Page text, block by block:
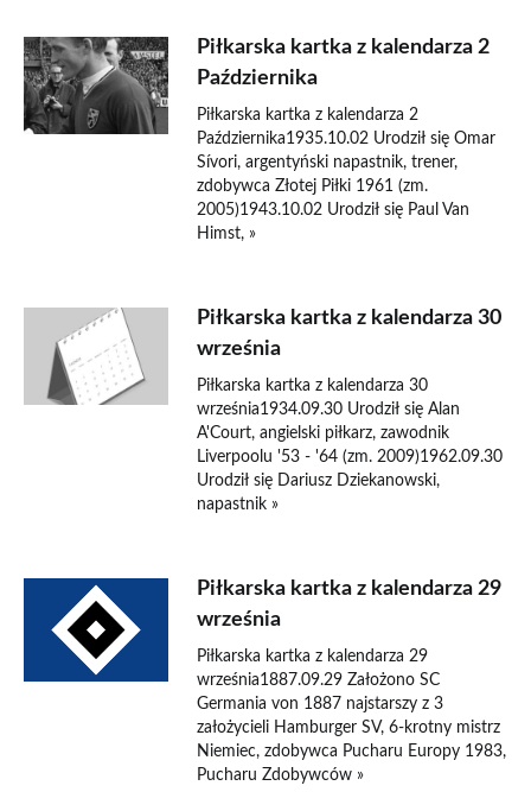
Piłkarska kartka z kalendarza 2
Października
Piłkarska kartka z kalendarza 2
Października1935.10.02 Urodził się Omar
Sívori, argentyński napastnik, trener,
zdobywca Złotej Piłki 1961 (zm.
2005)1943.10.02 Urodził się Paul Van
Himst, »
Piłkarska kartka z kalendarza 30
września
Piłkarska kartka z kalendarza 30
września1934.09.30 Urodził się Alan
A'Court, angielski piłkarz, zawodnik
Liverpoolu '53 - '64 (zm. 2009)1962.09.30
Urodził się Dariusz Dziekanowski,
napastnik »
Piłkarska kartka z kalendarza 29
września
Piłkarska kartka z kalendarza 29
września1887.09.29 Założono SC
Germania von 1887 najstarszy z 3
założycieli Hamburger SV, 6-krotny mistrz
Niemiec, zdobywca Pucharu Europy 1983,
Pucharu Zdobywców »